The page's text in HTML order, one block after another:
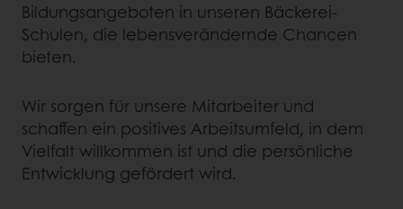
Bildungsangeboten in unseren Bäckerei-
Schulen, die lebensverändernde Chancen
bieten.
Wir sorgen für unsere Mitarbeiter und
schaffen ein positives Arbeitsumfeld, in dem
Vielfalt willkommen ist und die persönliche
Entwicklung gefördert wird.